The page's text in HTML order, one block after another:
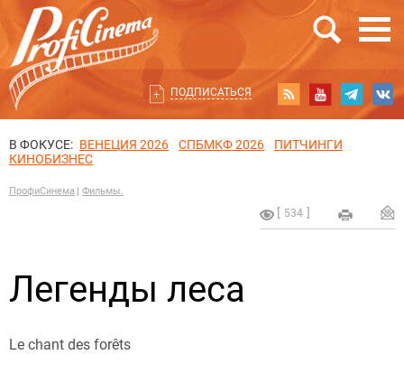
ПОДПИСАТЬСЯ
В ФОКУСЕ: ВЕНЕЦИЯ 2026 СПБМКФ 2026
ПИТЧИНГИ
КИНОБИЗНЕС
ПрофиСинема Фильмы.
534
Легенды леса
Le chant des forêts